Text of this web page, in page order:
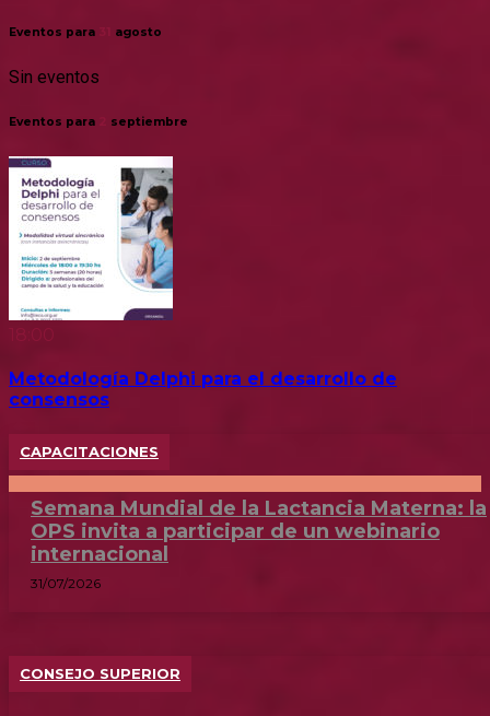
Eventos para agosto
Sin eventos
Eventos para septiembre
18:00
Metodología Delphi para el desarrollo de
consensos
CAPACITACIONES
Semana Mundial de la Lactancia Materna: la
OPS invita a participar de un webinario
internacional
31/07/2026
CONSEJO SUPERIOR